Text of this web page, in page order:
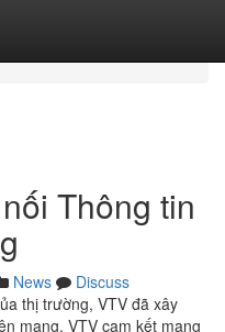
Thông tin
News
Discuss
thị trường, VTV đã xây
mạng. VTV cam kết mang